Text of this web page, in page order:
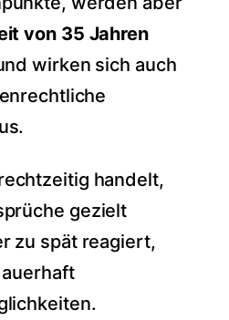
von 35 Jahren
wirken sich auch
handelt,
gezielt
zu spät reagiert,